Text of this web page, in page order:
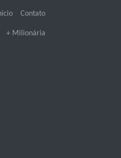
Contato
+ Milionária